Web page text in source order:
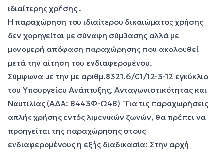
ιδιαίτερης χρήσης .
Η παραχώρηση του ιδιαίτερου δικαιώματος χρήσης
δεν χορηγείται με σύναψη σύμβασης αλλά με
μονομερή απόφαση παραχώρησης που ακολουθεί
μετά την αίτηση του ενδιαφερομένου.
Σύμφωνα με την με αριθμ.8321.6/01/12-3-12 εγκύκλιο
του Υπουργείου Ανάπτυξης, Ανταγωνιστικότητας και
Ναυτιλίας (ΑΔΑ: Β443Φ-Ω4Β) ¨Για τις παραχωρήσεις
απλής χρήσης εντός λιμενικών ζωνών, θα πρέπει να
προηγείται της παραχώρησης στους
ενδιαφερομένους η εξής διαδικασία: Στην αρχή